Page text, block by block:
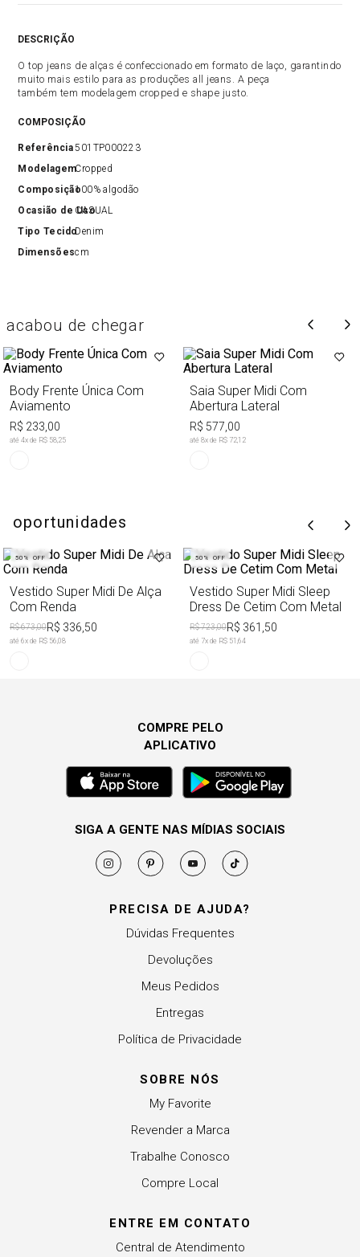
DESCRIÇÃO
O top jeans de alças é confeccionado em formato de laço, garantindo
muito mais estilo para as produções all jeans. A peça
também tem modelagem cropped e shape justo.
COMPOSIÇÃO
Referência501TP000223
ModelagemCropped
Composição100% algodão
Ocasião de Uso
CASUAL
Tipo TecidoDenim
Dimensõescm
acabou de chegar
Body Frente Única Com
Aviamento
R$ 233,00
até 4x de R$ 58,25
Saia Super Midi Com
Abertura Lateral
R$ 577,00
até 8x de R$ 72,12
oportunidades
50% OFF
Vestido Super Midi De Alça
Com Renda
R$ 673,00R$ 336,50
até 6x de R$ 56,08
50% OFF
Vestido Super Midi Sleep
Dress De Cetim Com Metal
R$ 723,00R$ 361,50
até 7x de R$ 51,64
PRECISA DE AJUDA?
Dúvidas Frequentes
Devoluções
Meus Pedidos
Entregas
Política de Privacidade
SOBRE NÓS
My Favorite
Revender a Marca
Trabalhe Conosco
Compre Local
ENTRE EM CONTATO
Central de Atendimento
COMPRE PELO
APLICATIVO
SIGA A GENTE NAS MÍDIAS SOCIAIS